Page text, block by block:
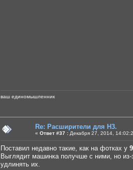
ваш единомышленник
Re: Расширители для Н3.
« Ответ #37 : Декабря 27, 2014,
Поставил недавно такие, как на фотках у
Выглядит машинка получше с ними, но из-
удлинять их.